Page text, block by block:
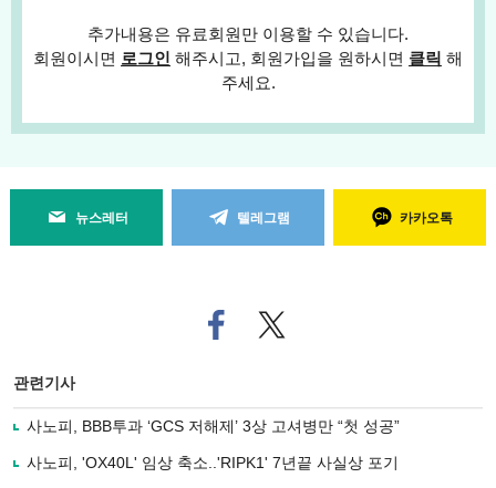
추가내용은 유료회원만 이용할 수 있습니다.
회원이시면 로그인 해주시고, 회원가입을 원하시면 클릭 해
주세요.
뉴스레터 텔레그램 카카오톡
페
이
로
기
사
트위
터로
관련기사
사노피, BBB투과 ‘GCS 저해제’ 3상 고셔병만 “첫 성공”
사노피, 'OX40L' 임상 축소..'RIPK1' 7년끝 사실상 포기